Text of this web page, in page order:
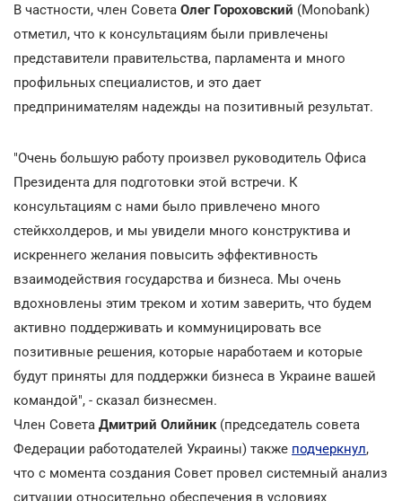
В частности, член Совета Олег Гороховский (Monobank)
отметил, что к консультациям были привлечены
представители правительства, парламента и много
профильных специалистов, и это дает
предпринимателям надежды на позитивный результат.
"Очень большую работу произвел руководитель Офиса
Президента для подготовки этой встречи. К
консультациям с нами было привлечено много
стейкхолдеров, и мы увидели много конструктива и
искреннего желания повысить эффективность
взаимодействия государства и бизнеса. Мы очень
вдохновлены этим треком и хотим заверить, что будем
активно поддерживать и коммуницировать все
позитивные решения, которые наработаем и которые
будут приняты для поддержки бизнеса в Украине вашей
командой", - сказал бизнесмен.
Член Совета Дмитрий Олийник(председатель совета
Федерации работодателей Украины) также подчеркнул,
что с момента создания Совет провел системный анализ
ситуации относительно обеспечения в условиях